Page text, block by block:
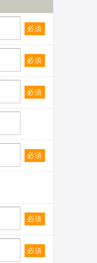
必須
必須
必須
必須
必須
必須